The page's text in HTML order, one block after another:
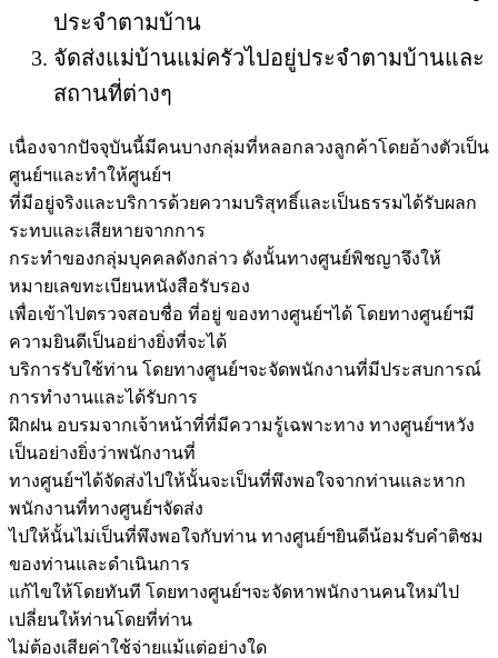
ประจำตามบ้าน
จัดส่งแม่บ้านแม่ครัวไปอยู่ประจำตามบ้านและ
สถานที่ต่างๆ
เนื่องจากปัจจุบันนี้มีคนบางกลุ่มที่หลอกลวงลูกค้าโดยอ้างตัวเป็น
ศูนย์ฯและทำให้ศูนย์ฯ
ที่มีอยู่จริงและบริการด้วยความบริสุทธิ์และเป็นธรรมได้รับผลก
ระทบและเสียหายจากการ
กระทำของกลุ่มบุคคลดังกล่าว ดังนั้นทางศูนย์พิชญาจึงให้
หมายเลขทะเบียนหนังสือรับรอง
เพื่อเข้าไปตรวจสอบชื่อ ที่อยู่ ของทางศูนย์ฯได้ โดยทางศูนย์ฯมี
ความยินดีเป็นอย่างยิ่งที่จะได้
บริการรับใช้ท่าน โดยทางศูนย์ฯจะจัดพนักงานที่มีประสบการณ์
การทำงานและได้รับการ
ฝึกฝน อบรมจากเจ้าหน้าที่ที่มีความรู้เฉพาะทาง ทางศูนย์ฯหวัง
เป็นอย่างยิ่งว่าพนักงานที่
ทางศูนย์ฯได้จัดส่งไปให้นั้นจะเป็นที่พึงพอใจจากท่านและหาก
พนักงานที่ทางศูนย์ฯจัดส่ง
ไปให้นั้นไม่เป็นที่พึงพอใจกับท่าน ทางศูนย์ฯยินดีน้อมรับคำติชม
ของท่านและดำเนินการ
แก้ไขให้โดยทันที โดยทางศูนย์ฯจะจัดหาพนักงานคนใหม่ไป
เปลี่ยนให้ท่านโดยที่ท่าน
ไม่ต้องเสียค่าใช้จ่ายแม้แต่อย่างใด